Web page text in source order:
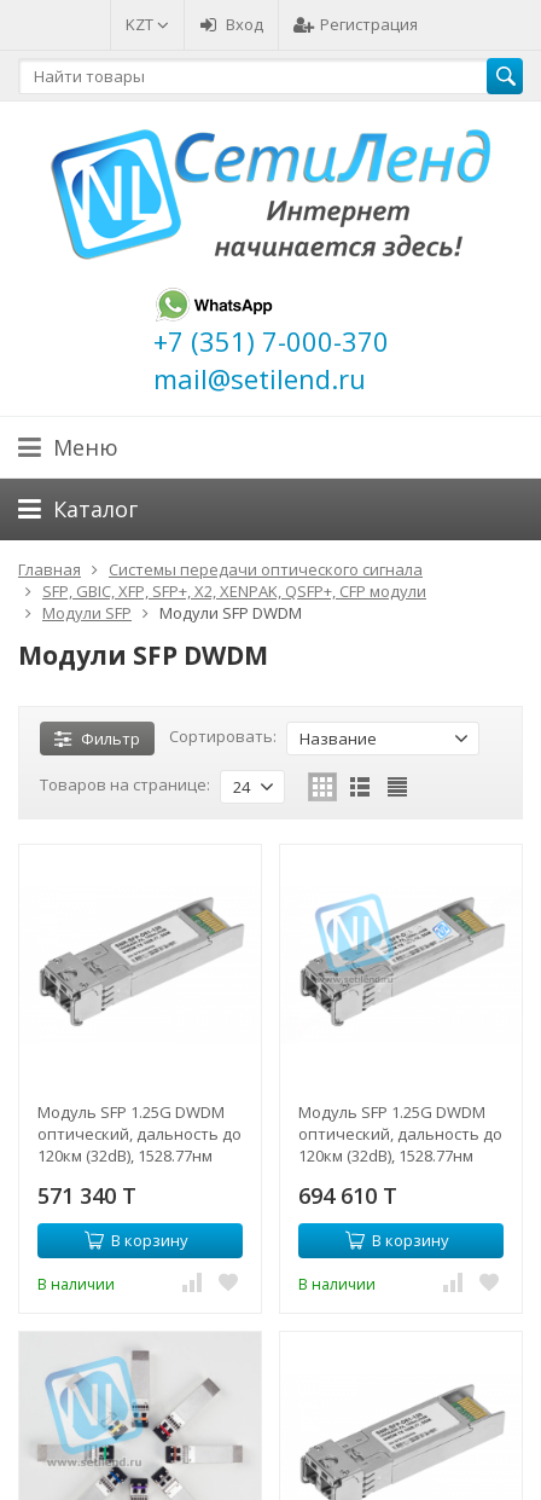
KZT Вход Регистрация
+7 (351) 7-000-370
mail@setilend.ru
Меню
Каталог
Главная
Системы передачи оптического сигнала
SFP, GBIC, XFP, SFP+, X2, XENPAK, QSFP+, CFP модули
Модули SFP
Модули SFP DWDM
Модули SFP DWDM
Фильтр Сортировать: Название
Товаров на странице: 24
Модуль SFP 1.25G DWDM
оптический, дальность до
120км (32dB), 1528.77нм
571 340 T
В корзину
В наличии
Модуль SFP 1.25G DWDM
оптический, дальность до
120км (32dB), 1528.77нм
694 610 T
В корзину
В наличии